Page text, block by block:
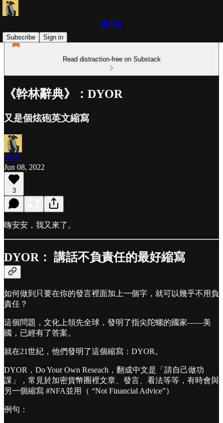
書不起
Subscribe
Sign in
Read distraction-free on Substack
《幹林辭典》：DYOR
又是個炫砲英文縮寫
加恩
Jun 08, 2022
3
嗨安安，我又來了。
DYOR： 講話不負責任的最好縮寫
如何做到只要在你的發言裡面加上一個字，就可以幾乎不用負
責任？
這個問題，文化上領先全球，發明了指尖陀螺的國家——美
國，已經有了答案。
就在21世紀，他們發明了這個縮寫：DYOR。
DYOR，Do Your Own Reseach，翻成中文是「請自己做功
課」，常見於加密貨幣圈裡文章、發言、看法等等，有時會與
另一個縮寫 #NFA並用（ “Not Financial Advice”）
例句：